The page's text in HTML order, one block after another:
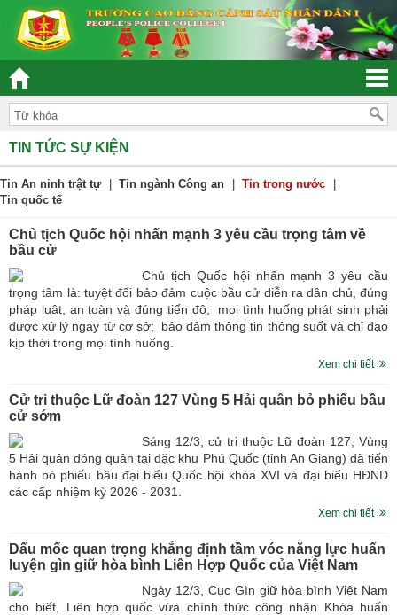
“ĐOÀN KẾT – DÂN CHỦ - KỶ CƯƠNG – TRÁCH NHIỆM –
TIN TỨC SỰ KIỆN
Tin An ninh trật tự Tin ngành Công an Tin trong nước
Tin quốc tế
Chủ tịch Quốc hội nhấn mạnh 3 yêu cầu trọng tâm về
bầu cử
Chủ tịch Quốc hội nhấn mạnh 3 yêu cầu
trọng tâm là: tuyệt đối bảo đảm cuộc bầu cử diễn ra dân chủ, đúng
pháp luật, an toàn và đúng tiến độ; mọi tình huống phát sinh phải
được xử lý ngay từ cơ sở; bảo đảm thông tin thông suốt và chỉ đạo
kịp thời trong mọi tình huống.
Xem chi tiết
Cử tri thuộc Lữ đoàn 127 Vùng 5 Hải quân bỏ phiếu bầu
cử sớm
Sáng 12/3, cử tri thuộc Lữ đoàn 127, Vùng
5 Hải quân đóng quân tại đặc khu Phú Quốc (tỉnh An Giang) đã tiến
hành bỏ phiếu bầu đại biểu Quốc hội khóa XVI và đại biểu HĐND
các cấp nhiệm kỳ 2026 - 2031.
Xem chi tiết
Dấu mốc quan trọng khẳng định tầm vóc năng lực huấn
luyện gìn giữ hòa bình Liên Hợp Quốc của Việt Nam
Ngày 12/3, Cục Gìn giữ hòa bình Việt Nam
cho biết, Liên hợp quốc vừa chính thức công nhận Khóa huấn